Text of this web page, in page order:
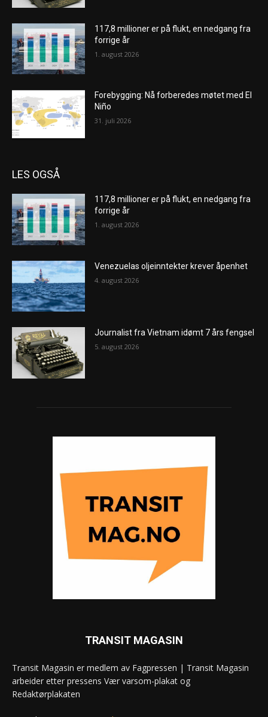
117,8 millioner er på flukt, en nedgang fra
forrige år
1. august 2026
Forebygging: Nå forberedes møtet med El
Niño
31. juli 2026
LES OGSÅ
117,8 millioner er på flukt, en nedgang fra
forrige år
1. august 2026
Venezuelas oljeinntekter krever åpenhet
4. august 2026
Journalist fra Vietnam idømt 7 års fengsel
5. august 2026
TRANSIT MAGASIN
Transit Magasin er medlem av Fagpressen | Transit Magasin
arbeider etter pressens Vær varsom-plakat og
Redaktørplakaten